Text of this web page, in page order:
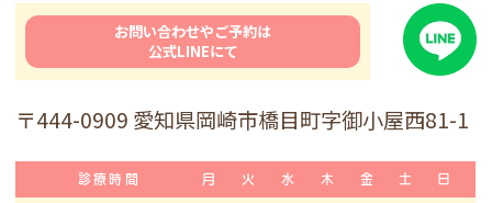
お問い合わせやご予約は
公式LINEにて
〒444-0909 愛知県岡崎市橋目町字御小屋西81-1
診療時間 月 火 水 木 金 土 日